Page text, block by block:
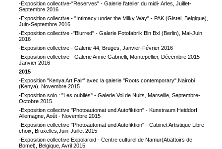
-Exposition collective-"Reserves" - Galerie l'atelier du midi- Arles, Juillet-
Septembre 2016
-Exposition collective - "Intimacy under the Milky Way" - PAK (Gistel, Belgique),
Juin-Septembre 2016
-Exposition collective -"Blurred" - Galerie Fotofabrik Bln Bxl (Berlin), Mai-Juin
2016
-Exposition collective - Galerie 44, Bruges, Janvier-Février 2016
-Exposition collective - Galerie Annie Gabrielli, Montepellier, Décembre 2015 -
Janvier 2016
2015
-Exposition "Kenya Art Fair" avec la galerie "Roots contemporary",Nairobi
(Kenya), Novembre 2015
-Exposition solo : "Les oubliés" - Galerie Vol de Nuits, Marseille, Septembre-
Octobre 2015
-Exposition collective "Photoautomat und Autofiktion" - Kunstraum Heiddorf,
Allemagne, Août - Novembre 2015
-Exposition collective "Photoautomat und Autofiktion" - Cabinet Artistique Libre
choix, Bruxelles,Juin-Juillet 2015
-Exposition collective Expolaroid - Centre culturel de Namur(Abattoirs de
Bomel), Belgique, Avril 2015